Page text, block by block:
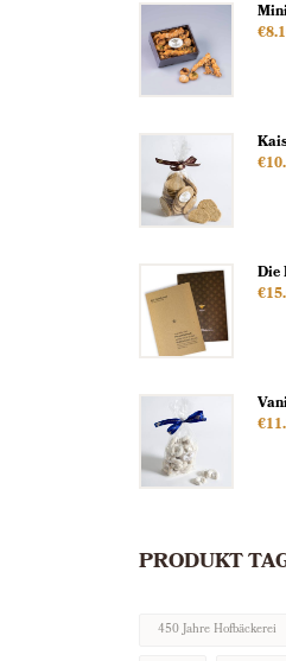
€
€
Die
€
€
PRODUKT
450 Jahre Hofbäckerei